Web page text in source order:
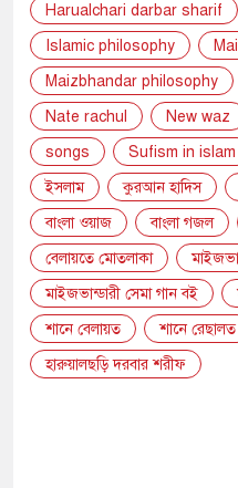
Harualchari darbar sharif
Islamic philosophy
Maizbhandar philosophy
Nate rachul
New waz
songs
Sufism in islam
ইসলাম
কুরআন হাদিস
বাংলা ওয়াজ
বাংলা গজল
বেলায়তে মোতলাকা
মাইজভান্ডারী সেমা গান বই
শানে বেলায়ত
শানে রেছালত
হারুয়ালছড়ি দরবার শরীফ